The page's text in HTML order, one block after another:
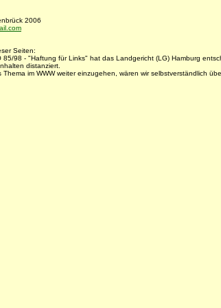
2006
Seiten:
85/98 - "Haftung für Links" hat das Landgericht (LG) Hamburg
distanziert.
im WWW weiter einzugehen, wären wir selbstverständlich